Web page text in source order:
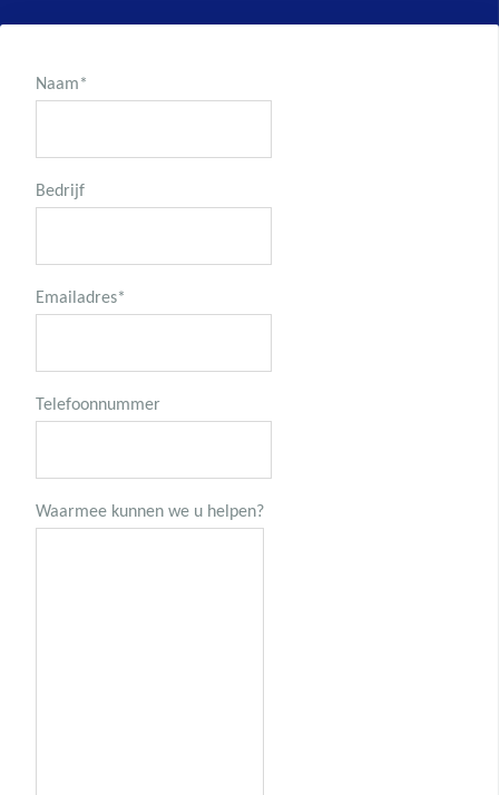
Naam*
Bedrijf
Emailadres*
Telefoonnummer
Waarmee kunnen we u helpen?